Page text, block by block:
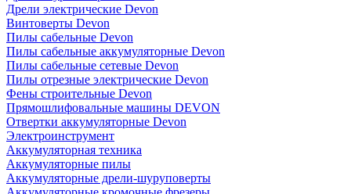
Дрели электрические Devon
Винтоверты Devon
Пилы сабельные Devon
Пилы сабельные аккумуляторные Devon
Пилы сабельные сетевые Devon
Пилы отрезные электрические Devon
Фены строительные Devon
Прямошлифовальные машины DEVON
Отвертки аккумуляторные Devon
Электроинструмент
Аккумуляторная техника
Аккумуляторные пилы
Аккумуляторные дрели-шуруповерты